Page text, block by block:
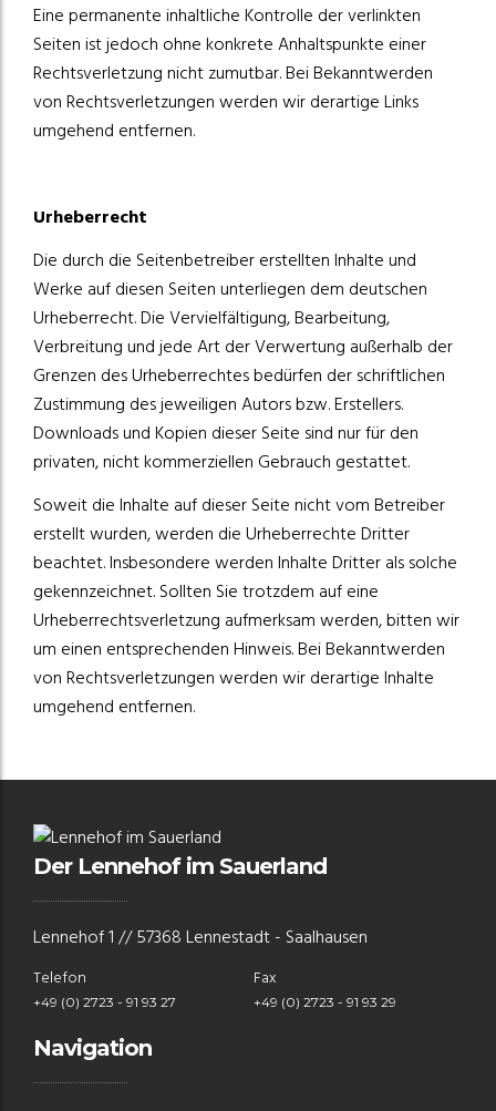
Eine permanente inhaltliche Kontrolle der verlinkten
Seiten ist jedoch ohne konkrete Anhaltspunkte einer
Rechtsverletzung nicht zumutbar. Bei Bekanntwerden
von Rechtsverletzungen werden wir derartige Links
umgehend entfernen.
Urheberrecht
Die durch die Seitenbetreiber erstellten Inhalte und
Werke auf diesen Seiten unterliegen dem deutschen
Urheberrecht. Die Vervielfältigung, Bearbeitung,
Verbreitung und jede Art der Verwertung außerhalb der
Grenzen des Urheberrechtes bedürfen der schriftlichen
Zustimmung des jeweiligen Autors bzw. Erstellers.
Downloads und Kopien dieser Seite sind nur für den
privaten, nicht kommerziellen Gebrauch gestattet.
Soweit die Inhalte auf dieser Seite nicht vom Betreiber
erstellt wurden, werden die Urheberrechte Dritter
beachtet. Insbesondere werden Inhalte Dritter als solche
gekennzeichnet. Sollten Sie trotzdem auf eine
Urheberrechtsverletzung aufmerksam werden, bitten wir
um einen entsprechenden Hinweis. Bei Bekanntwerden
von Rechtsverletzungen werden wir derartige Inhalte
umgehend entfernen.
Der Lennehof im Sauerland
Lennehof 1 // 57368 Lennestadt - Saalhausen
Telefon
+49 (0) 2723 - 91 93 27
Fax
+49 (0) 2723 - 91 93 29
Navigation